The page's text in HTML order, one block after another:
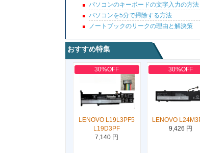
パソコンのキーボードの文字入力の方法
パソコンを5分で掃除する方法
ノートブックのリークの理由と解決策
おすすめ特集
30%OFF
LENOVO L19L3PF5
L19D3PF
7,140 円
30%OFF
LENOVO
9,426 円